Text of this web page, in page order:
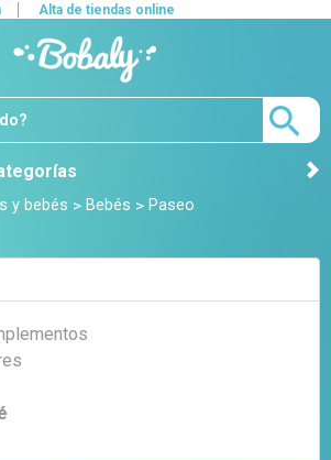
Alta de tiendas online
y bebés > Bebés > Paseo